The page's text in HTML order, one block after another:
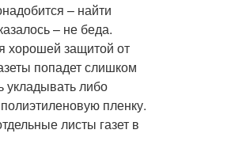
– найти
– не беда.
хорошей защитой от
попадет слишком
укладывать либо
пленку.
листы газет в